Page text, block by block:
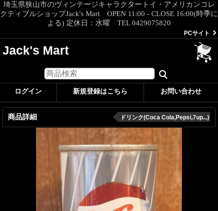
埼玉県狭山市のヴィンテージキャラクタートイ・アメリカンコレ
クティブルショップJack's Mart OPEN 11:00 - CLOSE 16:00(時季に
よる) 定休日：水曜 TEL 0429075820
PCサイト
Jack's Mart
ログイン 新規登録はこちら お問い合わせ
商品詳細 ドリンク(Coca Cola,Pepsi,7up...)